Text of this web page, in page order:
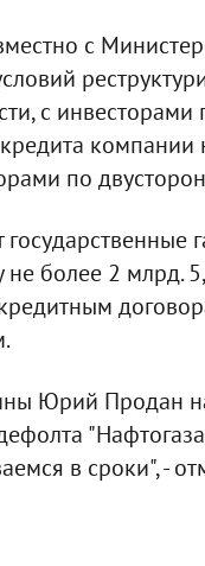
с
с инвесторами
компании
по
более 2 млрд.
Юрий Продан
в сроки", -